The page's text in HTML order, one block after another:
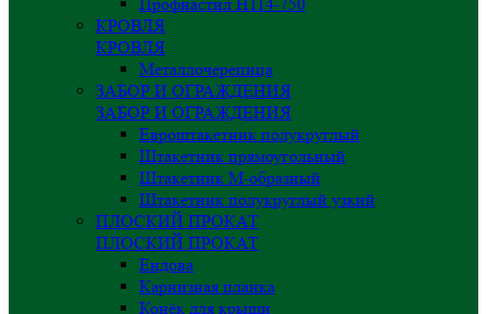
КРОВЛЯ
КРОВЛЯ
Металлочерепица
ЗАБОР И ОГРАЖДЕНИЯ
ЗАБОР И ОГРАЖДЕНИЯ
Евроштакетник полукруглый
Штакетник прямоугольный
Штакетник М-образный
Штакетник полукруглый узкий
ПЛОСКИЙ ПРОКАТ
ПЛОСКИЙ ПРОКАТ
Ендова
Карнизная планка
Конёк для крыши